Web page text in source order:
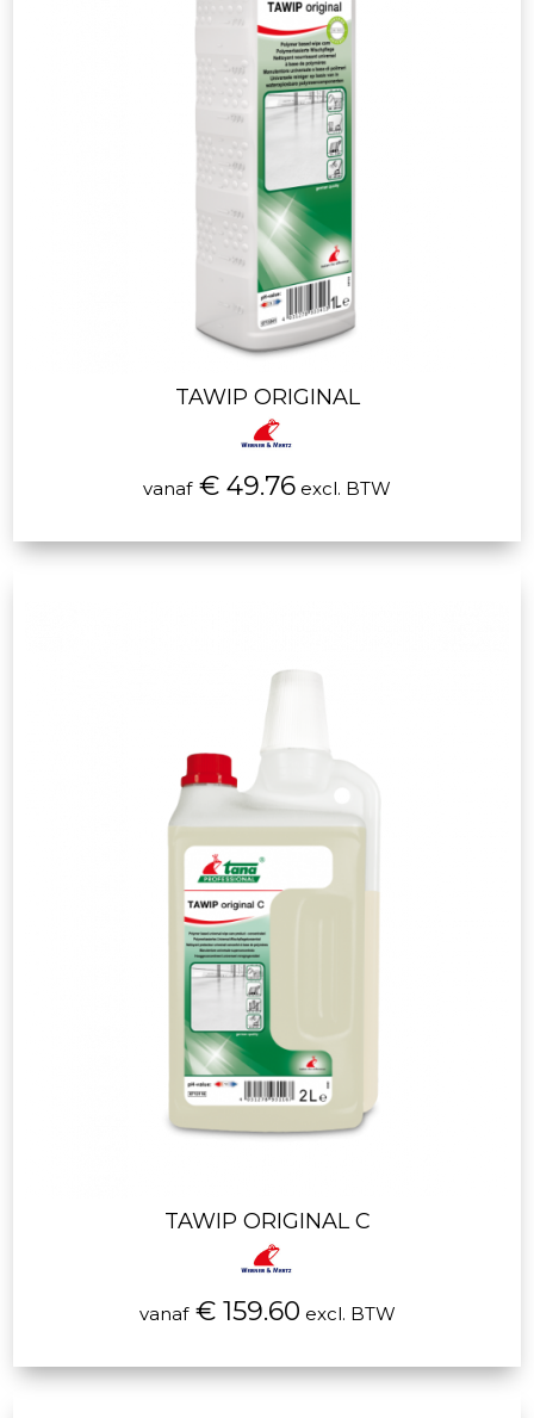
TAWIP ORIGINAL
vanaf€ 49.76 excl. BTW
TAWIP ORIGINAL C
vanaf€ 159.60 excl. BTW